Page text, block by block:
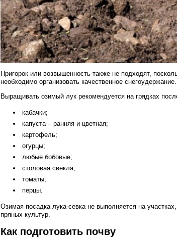
Пригорок или возвышенность также не подходят,
необходимо организовать качественное снегоудержание.
Выращивать озимый лук рекомендуется на грядках
кабачки;
капуста – ранняя и цветная;
картофель;
огурцы;
любые бобовые;
столовая свекла;
томаты;
перцы.
Озимая посадка лука-севка не выполняется на
пряных культур.
Как подготовить почву